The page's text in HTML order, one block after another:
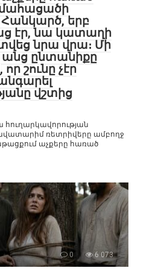
Հանկարծ, երբ
էր, նա կատաղի
նրա վրա։ Մի
ընտանիքը
շունը չէր
վշտից
ռետրիվերը ամբողջ
աչքերը հառած
0 6 073